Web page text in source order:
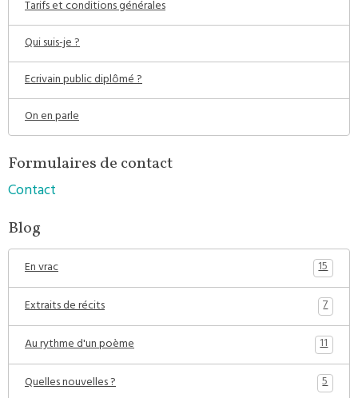
Tarifs et conditions générales
Qui suis-je ?
Ecrivain public diplômé ?
On en parle
Formulaires de contact
Contact
Blog
En vrac
15
Extraits de récits
7
Au rythme d'un poème
11
Quelles nouvelles ?
5